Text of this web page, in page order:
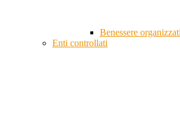
Benessere
Enti controllati